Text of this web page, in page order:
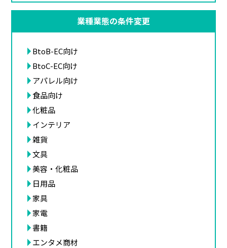
業種業態の条件変更
BtoB-EC向け
BtoC-EC向け
アパレル向け
食品向け
化粧品
インテリア
雑貨
文具
美容・化粧品
日用品
家具
家電
書籍
エンタメ商材